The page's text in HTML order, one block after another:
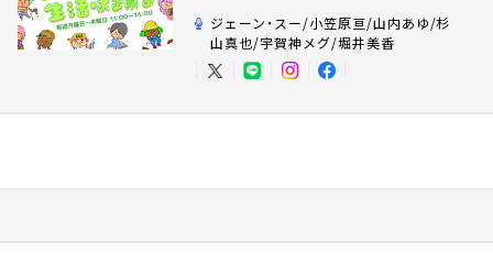
ジェーン・スー/小笠原亘/山内あゆ/杉
山真也/宇賀神メグ/堀井美香